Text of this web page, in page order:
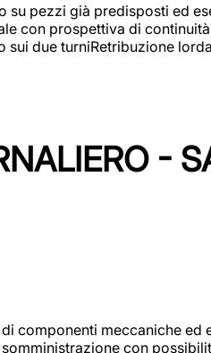
pezzi già predisposti ed
con prospettiva di
due turniRetribuzione
-
componenti meccaniche ed
con